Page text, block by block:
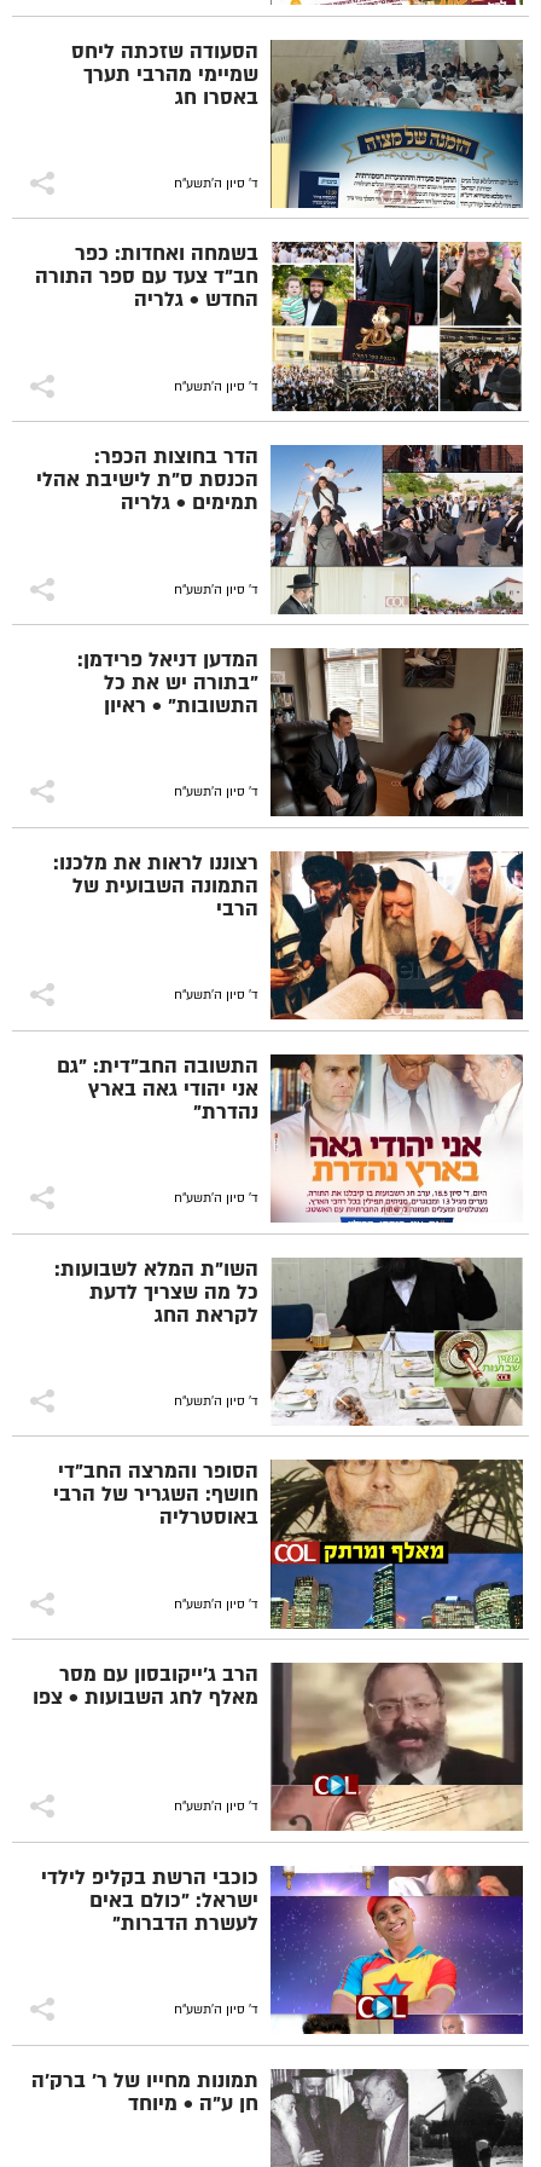
הסעודה שזכתה ליחס
שמיימי מהרבי תערך
באסרו חג
ד' סיון ה׳תשע״ח
בשמחה ואחדות: כפר
חב"ד צעד עם ספר התורה
החדש • גלריה
ד' סיון ה׳תשע״ח
הדר בחוצות הכפר:
הכנסת ס"ת לישיבת אהלי
תמימים • גלריה
ד' סיון ה׳תשע״ח
המדען דניאל פרידמן:
"בתורה יש את כל
התשובות" • ראיון
ד' סיון ה׳תשע״ח
רצוננו לראות את מלכנו:
התמונה השבועית של
הרבי
ד' סיון ה׳תשע״ח
התשובה החב"דית: "גם
אני יהודי גאה בארץ
נהדרת"
ד' סיון ה׳תשע״ח
השו"ת המלא לשבועות:
כל מה שצריך לדעת
לקראת החג
ד' סיון ה׳תשע״ח
הסופר והמרצה החב"די
חושף: השגריר של הרבי
באוסטרליה
ד' סיון ה׳תשע״ח
הרב ג'ייקובסון עם מסר
מאלף לחג השבועות • צפו
ד' סיון ה׳תשע״ח
כוכבי הרשת בקליפ לילדי
ישראל: "כולם באים
לעשרת הדברות"
ד' סיון ה׳תשע״ח
תמונות מחייו של ר' ברק'ה
חן ע"ה • מיוחד